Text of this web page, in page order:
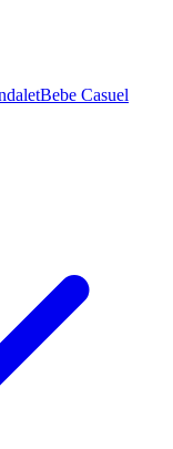
Bebe Casuel